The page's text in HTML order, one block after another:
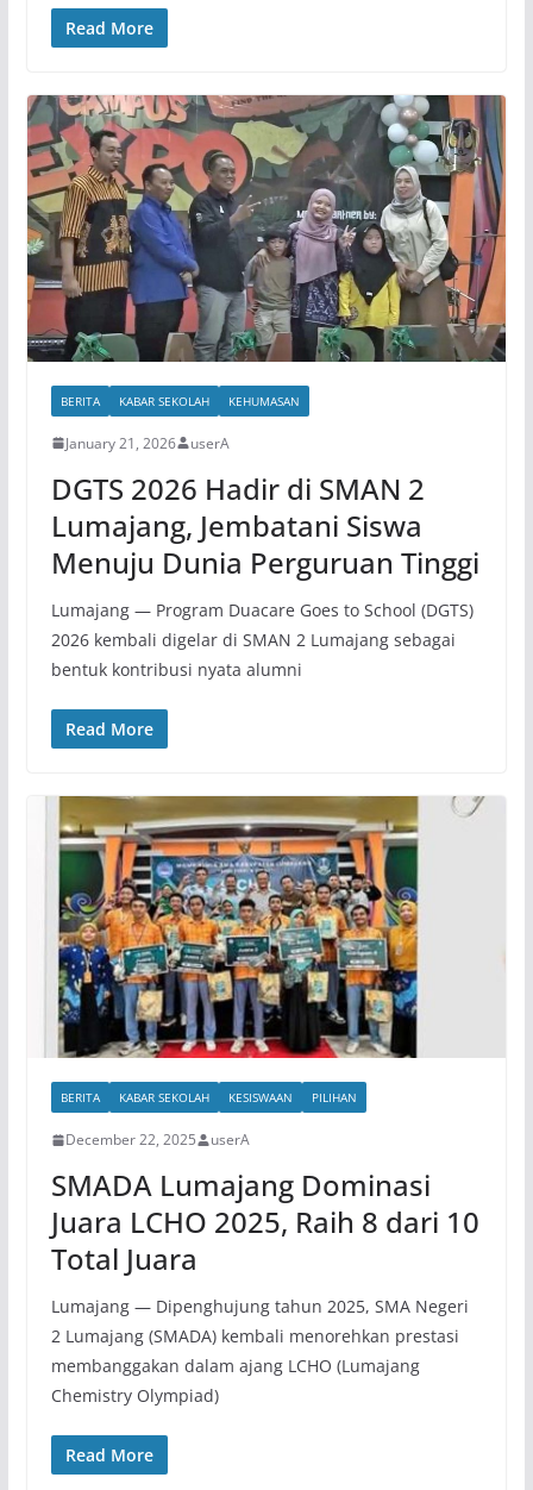
Read More
BERITA KABAR SEKOLAH KEHUMASAN
January 21, 2026 userA
DGTS 2026 Hadir di SMAN 2
Lumajang, Jembatani Siswa
Menuju Dunia Perguruan Tinggi
Lumajang — Program Duacare Goes to School (DGTS)
2026 kembali digelar di SMAN 2 Lumajang sebagai
bentuk kontribusi nyata alumni
Read More
BERITA KABAR SEKOLAH KESISWAAN PILIHAN
December 22, 2025 userA
SMADA Lumajang Dominasi
Juara LCHO 2025, Raih 8 dari 10
Total Juara
Lumajang — Dipenghujung tahun 2025, SMA Negeri
2 Lumajang (SMADA) kembali menorehkan prestasi
membanggakan dalam ajang LCHO (Lumajang
Chemistry Olympiad)
Read More